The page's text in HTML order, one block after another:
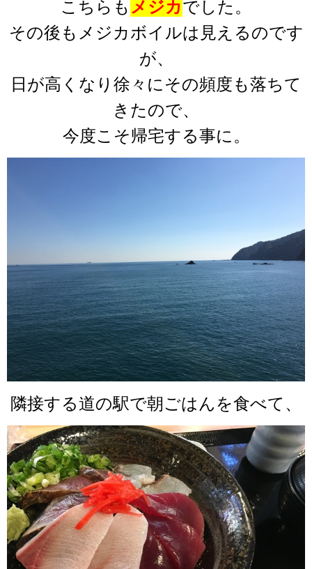
こちらも メジカでした。
その後もメジカボイルは見えるのです
が、
日が高くなり徐々にその頻度も落ちて
きたので、
今度こそ帰宅する事に。
隣接する道の駅で朝ごはんを食べて、